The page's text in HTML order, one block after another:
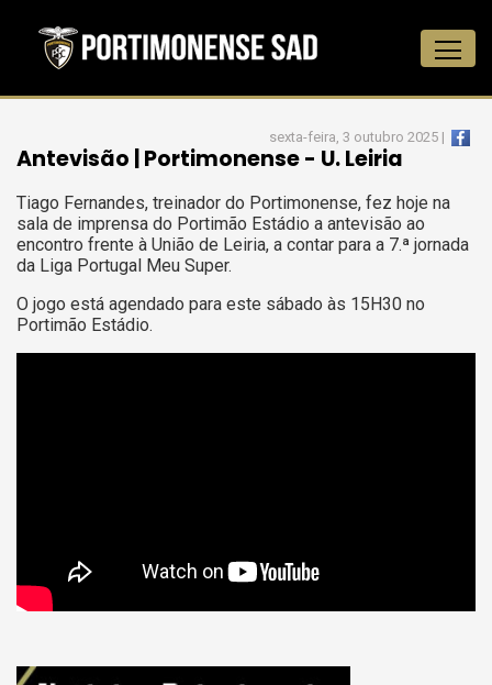
sexta-feira, 3 outubro 2025 |
Antevisão | Portimonense - U. Leiria
Tiago Fernandes, treinador do Portimonense, fez hoje na
sala de imprensa do Portimão Estádio a antevisão ao
encontro frente à União de Leiria, a contar para a 7.ª jornada
da Liga Portugal Meu Super.
O jogo está agendado para este sábado às 15H30 no
Portimão Estádio.